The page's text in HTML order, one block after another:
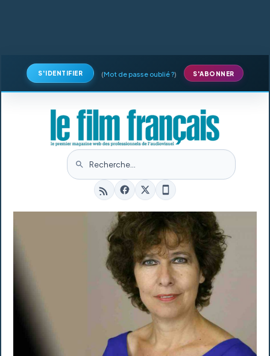
S'IDENTIFIER (Mot de passe oublié ?) S'ABONNER